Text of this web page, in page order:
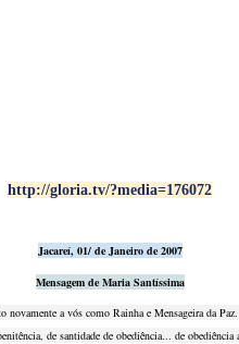
http://gloria.tv/?media=176072
Jacareí, 01/ de Janeiro de 2007
Mensagem de Maria Santíssima
a vós como Rainha e Mensageira da
de santidade de obediência... de